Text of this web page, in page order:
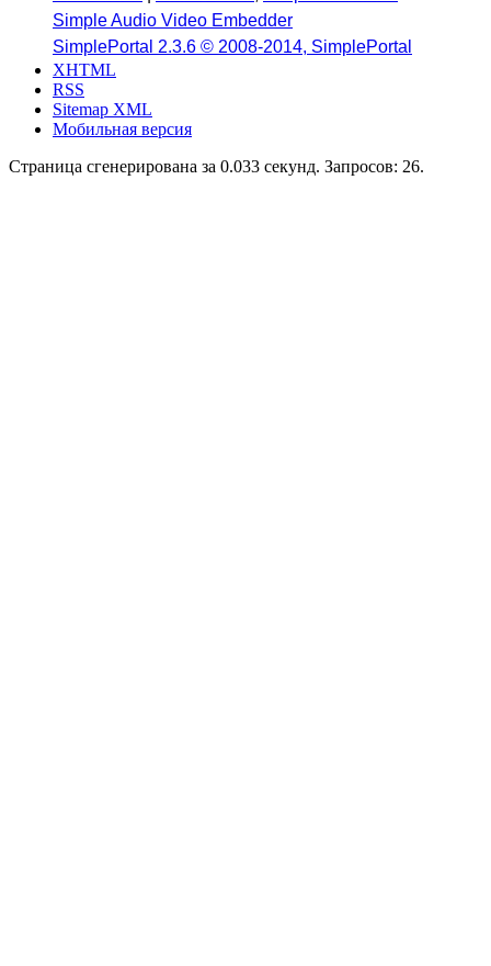
Simple Audio Video Embedder
SimplePortal 2.3.6 © 2008-2014, SimplePortal
XHTML
RSS
Sitemap XML
Мобильная версия
Страница сгенерирована за 0.033 секунд. Запросов: 26.